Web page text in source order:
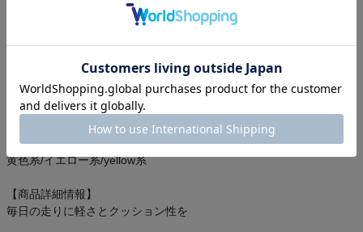
RNN/ロウリネン×ストーン
白系/ホワイト系/アイボリー系/white系
青系/ブルー系/blue系
緑系/グリーン系/green系
ベージュ系/タン系/beige系
灰色系/グレー系/チャコール系/grey系
黄色系/イエロー系/yellow系
【商品詳細情報】
毎日の走りに軽さとクッション性を